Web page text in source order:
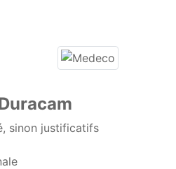
sinon justificatifs